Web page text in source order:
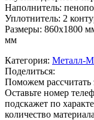
Наполнитель:
Уплотнитель: 2
Размеры: 860х1800
мм
Категория: Металл-
Поделиться:
Поможем рассчитать
Оставьте номер
подскажет по
количество